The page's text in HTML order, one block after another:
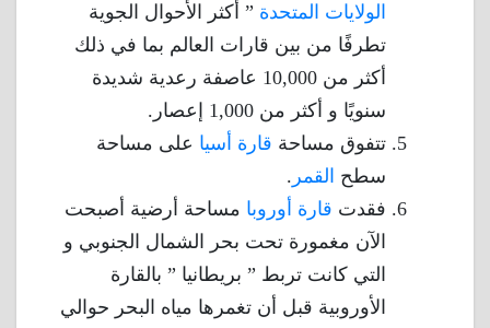
الولايات المتحدة ” أكثر الأحوال الجوية
تطرفًا من بين قارات العالم بما في ذلك
أكثر من 10,000 عاصفة رعدية شديدة
سنويًا و أكثر من 1,000 إعصار.
تتفوق مساحة قارة أسيا على مساحة
سطح القمر .
فقدت قارة أوروبا مساحة أرضية أصبحت
الآن مغمورة تحت بحر الشمال الجنوبي و
التي كانت تربط ” بريطانيا ” بالقارة
الأوروبية قبل أن تغمرها مياه البحر حوالي